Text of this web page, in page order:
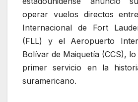
operar vuelos directos
Internacional de Fort
(FLL) y el Aeropuerto
Bolívar de Maiquetía (CCS),
primer servicio en la
suramericano.